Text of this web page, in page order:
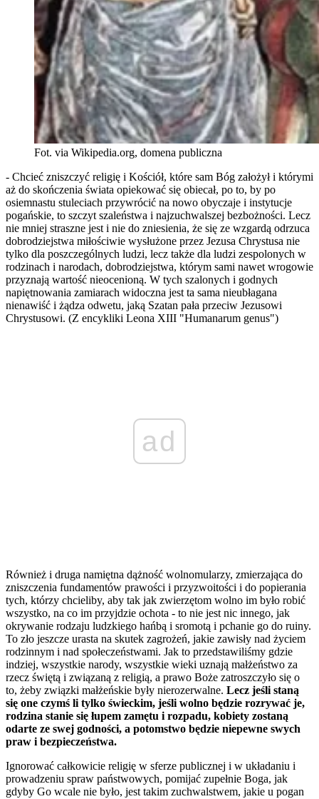
Fot. via Wikipedia.org, domena publiczna
- Chcieć zniszczyć religię i Kościół, które sam Bóg założył i którymi
aż do skończenia świata opiekować się obiecał, po to, by po
osiemnastu stuleciach przywrócić na nowo obyczaje i instytucje
pogańskie, to szczyt szaleństwa i najzuchwalszej bezbożności. Lecz
nie mniej straszne jest i nie do zniesienia, że się ze wzgardą odrzuca
dobrodziejstwa miłościwie wysłużone przez Jezusa Chrystusa nie
tylko dla poszczególnych ludzi, lecz także dla ludzi zespolonych w
rodzinach i narodach, dobrodziejstwa, którym sami nawet wrogowie
przyznają wartość nieocenioną. W tych szalonych i godnych
napiętnowania zamiarach widoczna jest ta sama nieubłagana
nienawiść i żądza odwetu, jaką Szatan pała przeciw Jezusowi
Chrystusowi. (Z encykliki Leona XIII "Humanarum genus")
ad
Również i druga namiętna dążność wolnomularzy, zmierzająca do
zniszczenia fundamentów prawości i przyzwoitości i do popierania
tych, którzy chcieliby, aby tak jak zwierzętom wolno im było robić
wszystko, na co im przyjdzie ochota - to nie jest nic innego, jak
okrywanie rodzaju ludzkiego hańbą i sromotą i pchanie go do ruiny.
To zło jeszcze urasta na skutek zagrożeń, jakie zawisły nad życiem
rodzinnym i nad społeczeństwami. Jak to przedstawiliśmy gdzie
indziej, wszystkie narody, wszystkie wieki uznają małżeństwo za
rzecz świętą i związaną z religią, a prawo Boże zatroszczyło się o
to, żeby związki małżeńskie były nierozerwalne. Lecz jeśli staną
się one czymś li tylko świeckim, jeśli wolno będzie rozrywać je,
rodzina stanie się łupem zamętu i rozpadu, kobiety zostaną
odarte ze swej godności, a potomstwo będzie niepewne swych
praw i bezpieczeństwa.
Ignorować całkowicie religię w sferze publicznej i w układaniu i
prowadzeniu spraw państwowych, pomijać zupełnie Boga, jak
gdyby Go wcale nie było, jest takim zuchwalstwem, jakie u pogan